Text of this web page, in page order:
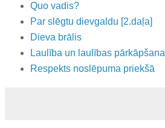
Quo vadis?
Par slēgtu dievgaldu [2.daļa]
Dieva brālis
Laulība un laulības pārkāpšana
Respekts noslēpuma priekšā